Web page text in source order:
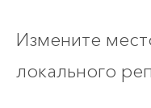
Измените
локального